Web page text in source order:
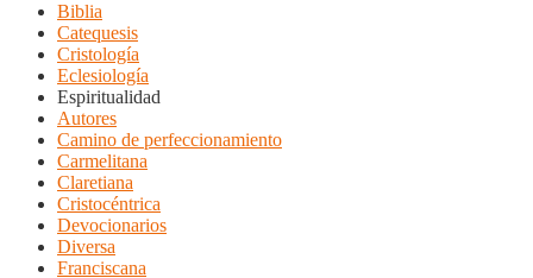
Biblia
Catequesis
Cristología
Eclesiología
Espiritualidad
Autores
Camino de perfeccionamiento
Carmelitana
Claretiana
Cristocéntrica
Devocionarios
Diversa
Franciscana